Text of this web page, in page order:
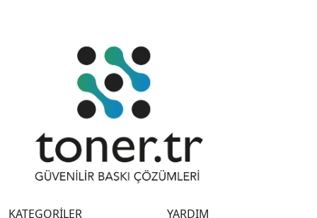
KATEGORİLER YARDIM